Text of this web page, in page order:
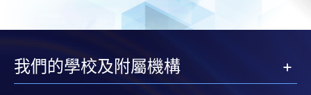
我們的學校及附屬機構